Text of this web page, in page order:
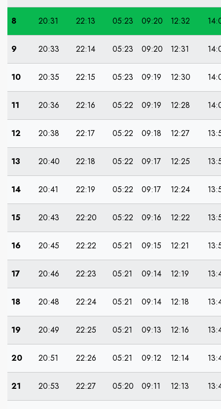
8 20:31 22:13 05:23 09:20 12:32
9 20:33 22:14 05:23 09:20 12:31
10 20:35 22:15 05:23 09:19 12:30
11 20:36 22:16 05:22 09:19 12:28
12 20:38 22:17 05:22 09:18 12:27
13 20:40 22:18 05:22 09:17 12:25
14 20:41 22:19 05:22 09:17 12:24
15 20:43 22:20 05:22 09:16 12:22
16 20:45 22:22 05:21 09:15 12:21
17 20:46 22:23 05:21 09:14 12:19
18 20:48 22:24 05:21 09:14 12:18
19 20:49 22:25 05:21 09:13 12:16
20 20:51 22:26 05:21 09:12 12:14
21 20:53 22:27 05:20 09:11 12:13